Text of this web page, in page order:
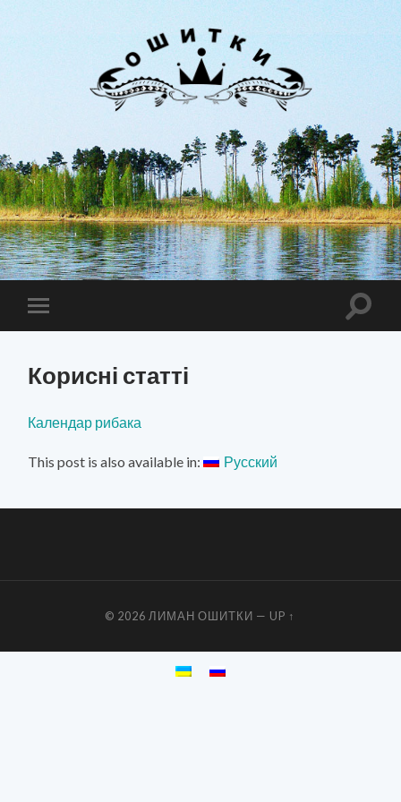
Лиман
Ошитки
Toggle
mobile
Toggle
Корисні статті
Календар рибака
This post is also available in: Русский
© 2026 ЛИМАН ОШИТКИ — UP ↑